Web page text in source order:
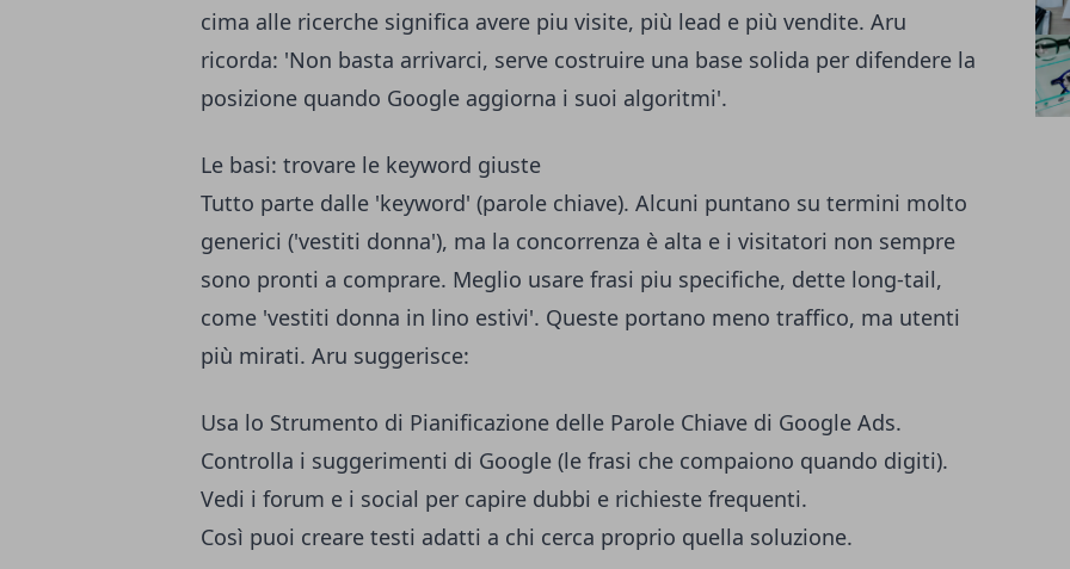
cima alle ricerche significa avere piu visite, più lead e più vendite. Aru
ricorda: 'Non basta arrivarci, serve costruire una base solida per difendere la
posizione quando Google aggiorna i suoi algoritmi'.
Le basi: trovare le keyword giuste
Tutto parte dalle 'keyword' (parole chiave). Alcuni puntano su termini molto
generici ('vestiti donna'), ma la concorrenza è alta e i visitatori non sempre
sono pronti a comprare. Meglio usare frasi piu specifiche, dette long-tail,
come 'vestiti donna in lino estivi'. Queste portano meno traffico, ma utenti
più mirati. Aru suggerisce:
Usa lo Strumento di Pianificazione delle Parole Chiave di Google Ads.
Controlla i suggerimenti di Google (le frasi che compaiono quando digiti).
Vedi i forum e i social per capire dubbi e richieste frequenti.
Così puoi creare testi adatti a chi cerca proprio quella soluzione.